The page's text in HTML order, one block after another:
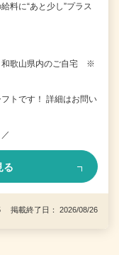
料に“あと少し”プラス
和歌山県内のご自宅 ※
トです！ 詳細はお問い
る
掲載終了日： 2026/08/26